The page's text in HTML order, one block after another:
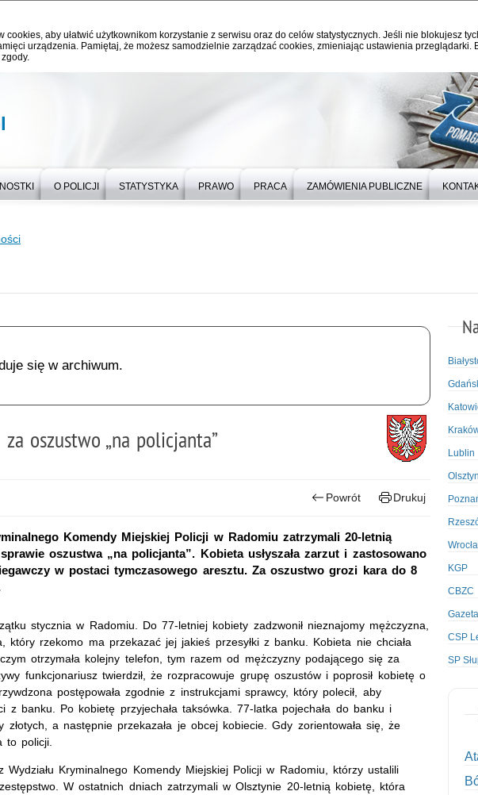
cookies, aby ułatwić użytkownikom korzystanie z serwisu oraz do celów statystycznych. Jeśli nie blokujesz
urządzenia. Pamiętaj, że możesz samodzielnie zarządzać cookies, zmieniając ustawienia przeglądarki.
O POLICJI STATYSTYKA PRAWO PRACA ZAMÓWIENIA PUBLICZNE
się w archiwum.
oszustwo „na policjanta”
Powrót Drukuj
Komendy Miejskiej Policji w Radomiu zatrzymali 20-letnią
oszustwa „na policjanta”. Kobieta usłyszała zarzut i zastosowano
w postaci tymczasowego aresztu. Za oszustwo grozi kara do 8
stycznia w Radomiu. Do 77-letniej kobiety zadzwonił nieznajomy mężczyzna,
który rzekomo ma przekazać jej jakieś przesyłki z banku. Kobieta nie chciała
otrzymała kolejny telefon, tym razem od mężczyzny podającego się za
funkcjonariusz twierdził, że rozpracowuje grupę oszustów i poprosił kobietę o
postępowała zgodnie z instrukcjami sprawcy, który polecił, aby
z banku. Po kobietę przyjechała taksówka. 77-latka pojechała do banku i
złotych, a następnie przekazała je obcej kobiecie. Gdy zorientowała się, że
to policji.
Kryminalnego Komendy Miejskiej Policji w Radomiu, którzy ustalili
W ostatnich dniach zatrzymali w Olsztynie 20-letnią kobietę, która
Lublin
Olsztyn
KGP
CBZC
CSP
SP